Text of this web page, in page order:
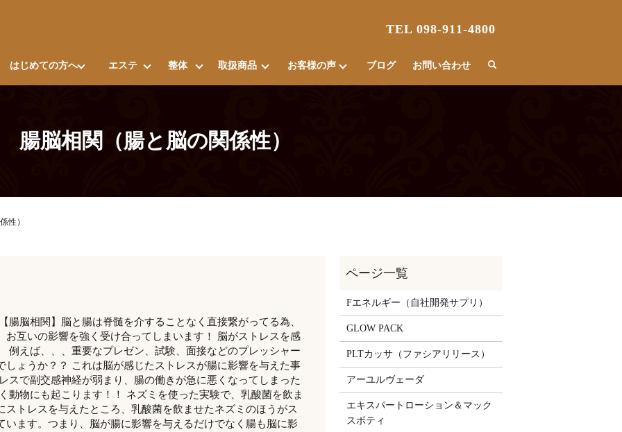
はじめての方へ エステ 整体 取扱商品 お客様の声 ブログ お問い合わせ
TEL 098-911-4800
腸脳相関（腸と脳の関係性）
性）
腸脳相関】脳と腸は脊髄を介することなく直接繋がってる為、
お互いの影響を強く受け合ってしまいます！ 脳がストレスを感
例えば、、、重要なプレゼン、試験、面接などのプレッシャー
しょうか？？ これは脳が感じたストレスが腸に影響を与えた事
スで副交感神経が弱まり、腸の働きが急に悪くなってしまった
動物にも起こります！！ ネズミを使った実験で、乳酸菌を飲ま
トレスを与えたところ、乳酸菌を飲ませたネズミのほうがス
います。つまり、脳が腸に影響を与えるだけでなく腸も脳に影
Fエネルギー（自社開発サプリ）
GLOW PACK
PLTカッサ（ファシアリリース）
アーユルヴェーダ
エキスパートローション＆マック
スボティ